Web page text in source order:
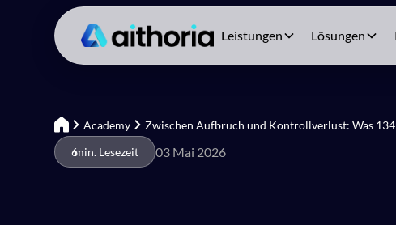
Leistungen Lösungen
Academy
Zwischen Aufbruch und Kontrollverlust: Was
6min. Lesezeit 03 Mai 2026